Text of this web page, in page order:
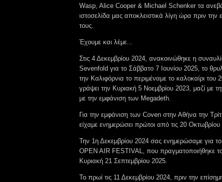
Wasp, Alice Cooper & Michael Schenker τα
ιστοσελίδα μας αποκλειστικά λίγη ώρα πριν
τους.
Έχουμε και λέμε...
Στις 4 Δεκεμβρίου 2024, ανακοινώθηκε η
Sevenfold για το Σάββατο 7 Ιουνίου 2025, το
την Καλιφόρνια το περιμέναμε το καλοκαίρι του
γράψει την Κυριακή 5 Νοεμβρίου 2023, μαζί με
με την εμφάνιση των Megadeth.
Για την εμφάνιση των Coven στην Αθήνα την
είχαμε ενημερώσει πρώτοι από τις 20
Την 1η Δεκεμβρίου 2024 σας ενημερώσαμε για
OPEN AIR FESTIVAL, που πραγματοποιήθηκε
Κυριακή 21 Σεπτεμβρίου 2025.
Το πρωί τις 11 Δεκεμβρίου 2024, πριν την